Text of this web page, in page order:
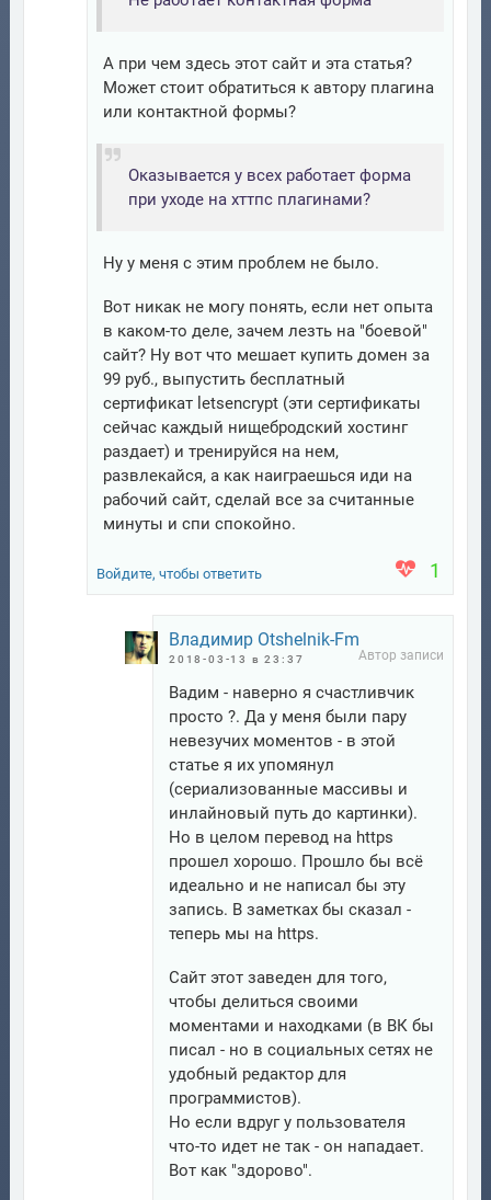
А при чем здесь этот сайт и эта статья?
Может стоит обратиться к автору плагина
или контактной формы?
Оказывается у всех работает форма
при уходе на хттпс плагинами?
Ну у меня с этим проблем не было.
Вот никак не могу понять, если нет опыта
в каком-то деле, зачем лезть на "боевой"
сайт? Ну вот что мешает купить домен за
99 руб., выпустить бесплатный
сертификат letsencrypt (эти сертификаты
сейчас каждый нищебродский хостинг
раздает) и тренируйся на нем,
развлекайся, а как наиграешься иди на
рабочий сайт, сделай все за считанные
минуты и спи спокойно.
1
Войдите, чтобы ответить
Владимир Otshelnik-Fm
2018-03-13 в 23:37
Вадим - наверно я счастливчик
просто ?. Да у меня были пару
невезучих моментов - в этой
статье я их упомянул
(сериализованные массивы и
инлайновый путь до картинки).
Но в целом перевод на https
прошел хорошо. Прошло бы всё
идеально и не написал бы эту
запись. В заметках бы сказал -
теперь мы на https.
Сайт этот заведен для того,
чтобы делиться своими
моментами и находками (в ВК бы
писал - но в социальных сетях не
удобный редактор для
программистов).
Но если вдруг у пользователя
что-то идет не так - он нападает.
Вот как "здорово".